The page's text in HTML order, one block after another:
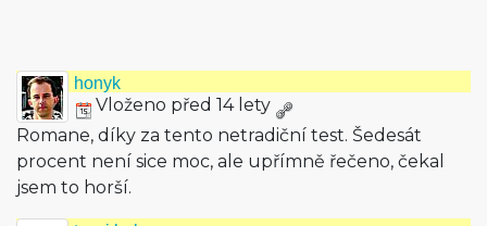
honyk
Vloženo před 14 lety
Romane, díky za tento netradiční test. Šedesát
procent není sice moc, ale upřímně řečeno, čekal
jsem to horší.